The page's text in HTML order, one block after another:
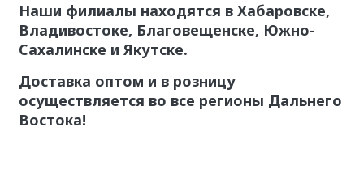
Наши филиалы находятся в Хабаровске,
Владивостоке, Благовещенске, Южно-
Сахалинске и Якутске.
Доставка оптом и в розницу
осуществляется во все регионы Дальнего
Востока!